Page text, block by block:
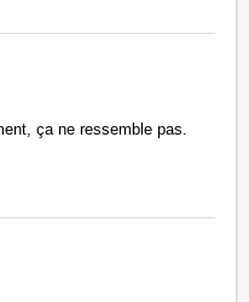
ça ne ressemble pas.